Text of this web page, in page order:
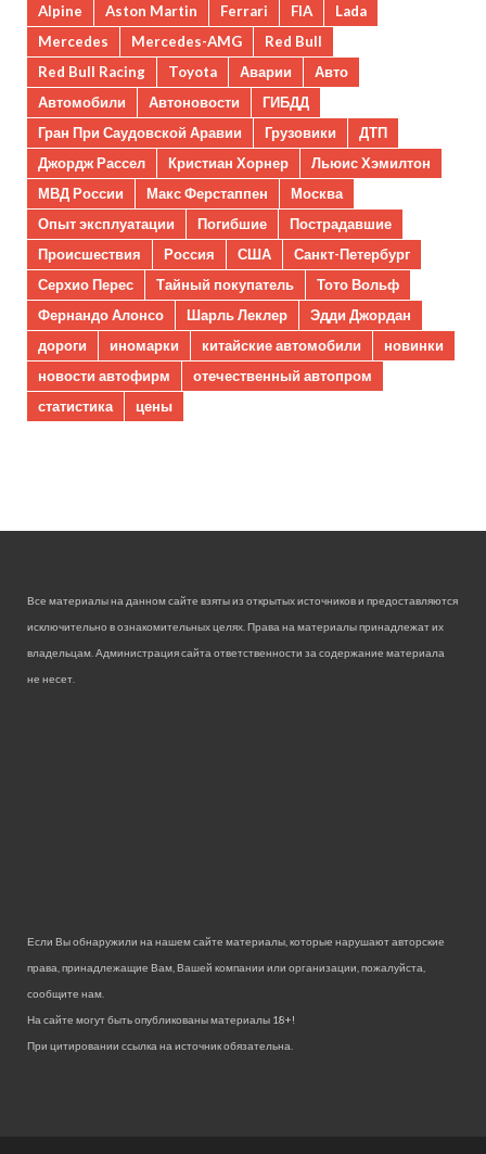
Alpine Aston Martin Ferrari FIA
Lada
Mercedes
Mercedes-AMG
Red Bull
Red Bull Racing
Toyota Аварии
Авто
Автомобили
Автоновости
ГИБДД
Гран При Саудовской Аравии
Грузовики
ДТП
Джордж Рассел
Кристиан Хорнер
Льюис Хэмилтон
МВД России
Макс Ферстаппен
Москва
Опыт эксплуатации
Погибшие
Пострадавшие
Происшествия
Россия США
Санкт-Петербург
Серхио Перес
Тайный покупатель
Тото Вольф
Фернандо Алонсо
Шарль Леклер
Эдди Джордан
дороги
иномарки китайские автомобили
новинки
новости автофирм
отечественный автопром
статистика
цены
Все материалы на данном сайте взяты из открытых источников и предоставляются
исключительно в ознакомительных целях. Права на материалы принадлежат их
владельцам. Администрация сайта ответственности за содержание материала
не несет.
Если Вы обнаружили на нашем сайте материалы, которые нарушают авторские
права, принадлежащие Вам, Вашей компании или организации, пожалуйста,
сообщите нам.
На сайте могут быть опубликованы материалы 18+!
При цитировании ссылка на источник обязательна.